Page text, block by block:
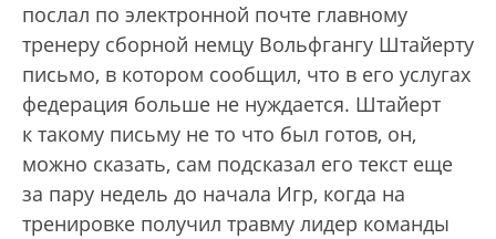
послал по электронной почте главному
тренеру сборной немцу Вольфгангу Штайерту
письмо, в котором сообщил, что в его услугах
федерация больше не нуждается. Штайерт
к такому письму не то что был готов, он,
можно сказать, сам подсказал его текст еще
за пару недель до начала Игр, когда на
тренировке получил травму лидер команды